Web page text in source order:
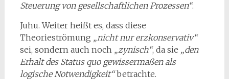
Steuerung von gesellschaftlichen Prozessen“.
Juhu. Weiter heißt es, dass diese
Theorieströmung „nicht nur erzkonservativ“
sei, sondern auch noch „zynisch“, da sie „den
Erhalt des Status quo gewissermaßen als
logische Notwendigkeit“betrachte.